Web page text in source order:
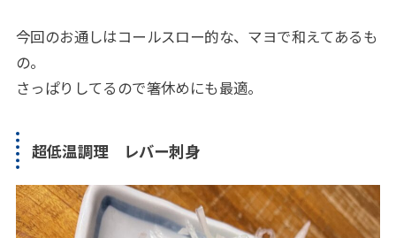
今回のお通しはコールスロー的な、マヨで和えてあるも
の。
さっぱりしてるので箸休めにも最適。
超低温調理 レバー刺身